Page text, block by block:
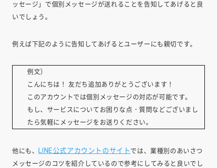
ッセージ」で個別メッセージが送れることを告知してあげると良
いでしょう。
例えば下記のように告知してあげるとユーザーにも親切です。
例文）
こんにちは！ 友だち追加ありがとうございます！
このアカウントでは個別メッセージの対応が可能です。
もし、サービスについてお困りな点・質問などございまし
たら気軽にメッセージをお送りください。
他にも、 LINE公式アカウントのサイト では、業種別のあいさつ
メッセージのコツを紹介しているので参考にしてみると良いでし